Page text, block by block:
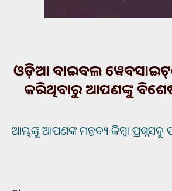
ଓଡ଼ିଆ ବାଇବଲ
କରିଥିବାରୁ ଆପଣଙ୍କୁ
ଆମ୍ଭଙ୍କୁ ଆପଣଙ୍କ ମନ୍ତବ୍ୟ କିମ୍ବା ପ୍ରଶ୍ନସବୁ